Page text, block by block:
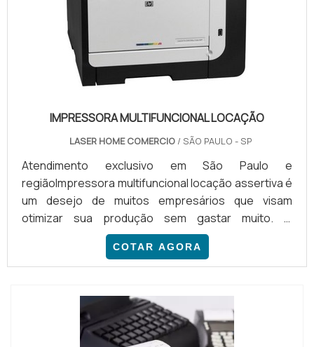
IMPRESSORA MULTIFUNCIONAL LOCAÇÃO
LASER HOME COMERCIO / SÃO PAULO - SP
Atendimento exclusivo em São Paulo e
regiãoImpressora multifuncional locação assertiva é
um desejo de muitos empresários que visam
otimizar sua produção sem gastar muito. O
equipamento é um dos mais populares do mercado
devido a gama de funções que pode exercer.
PRINCIPAIS BENEFÍCIOS DO EQUIPAMENTOContar
passo fundamental para quem deseja adquirir uma
impressora de alta performance. No entant...
COTAR AGORA